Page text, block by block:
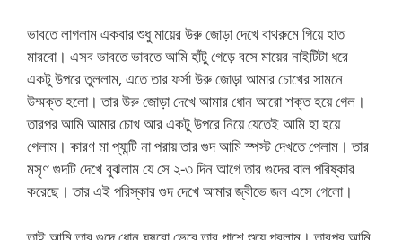
ভাবতে লাগলাম একবার শুধু মায়ের উরু জোড়া দেখে বাথরুমে গিয়ে হাত
মারবো। এসব ভাবতে ভাবতে আমি হাঁটু গেড়ে বসে মায়ের নাইটিটা ধরে
একটু উপরে তুললাম, এতে তার ফর্সা উরু জোড়া আমার চোখের সামনে
উম্মক্ত হলো। তার উরু জোড়া দেখে আমার ধোন আরো শক্ত হয়ে গেল।
তারপর আমি আমার চোখ আর একটু উপরে নিয়ে যেতেই আমি হা হয়ে
গেলাম। কারণ মা প্যান্টি না পরায় তার গুদ আমি স্পস্ট দেখতে পেলাম। তার
মসৃণ গুদটি দেখে বুঝলাম যে সে ২-৩ দিন আগে তার গুদের বাল পরিষ্কার
করেছে। তার এই পরিস্কার গুদ দেখে আমার জ্বীভে জল এসে গেলো।